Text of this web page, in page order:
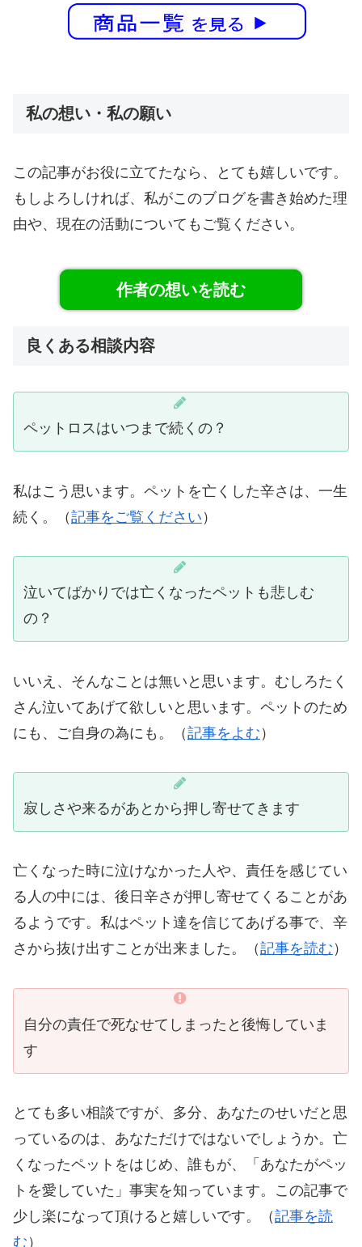
私の想い・私の願い
この記事がお役に立てたなら、とても嬉しいです。
もしよろしければ、私がこのブログを書き始めた理
由や、現在の活動についてもご覧ください。
作者の想いを読む
良くある相談内容
ペットロスはいつまで続くの？
私はこう思います。ペットを亡くした辛さは、一生
続く。（記事をご覧ください ）
泣いてばかりでは亡くなったペットも悲しむ
の？
いいえ、そんなことは無いと思います。むしろたく
さん泣いてあげて欲しいと思います。ペットのため
にも、ご自身の為にも。（記事をよむ ）
寂しさや来るがあとから押し寄せてきます
亡くなった時に泣けなかった人や、責任を感じてい
る人の中には、後日辛さが押し寄せてくることがあ
るようです。私はペット達を信じてあげる事で、辛
さから抜け出すことが出来ました。（記事を読む ）
自分の責任で死なせてしまったと後悔していま
す
とても多い相談ですが、多分、あなたのせいだと思
っているのは、あなただけではないでしょうか。亡
くなったペットをはじめ、誰もが、「あなたがペッ
トを愛していた」事実を知っています。この記事で
少し楽になって頂けると嬉しいです。（記事を読
む ）